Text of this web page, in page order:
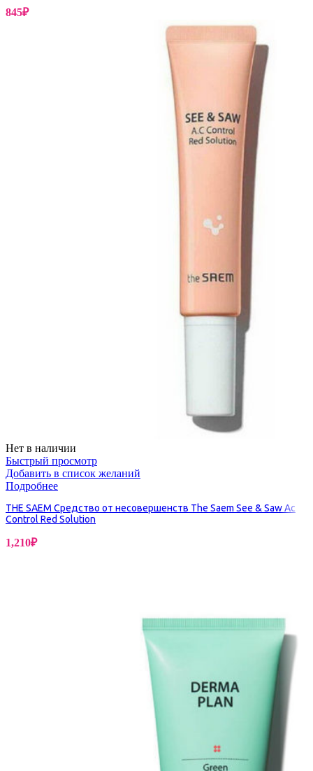
845₽
Нет в наличии
Быстрый просмотр
Добавить в список желаний
Подробнее
THE SAEM Средство от несовершенств The Saem See & Saw Ac
Control Red Solution
1,210₽